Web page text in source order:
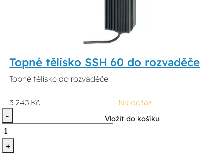
Topné tělísko SSH 60 do rozvaděče
Topné tělísko do rozvaděče
3 243 Kč
Na dotaz
-
+
Vložit do košíku